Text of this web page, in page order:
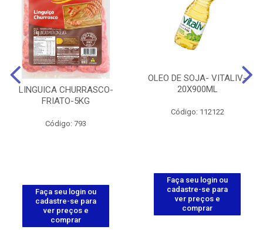
LINGUICA CHURRASCO-
FRIATO-5KG
Código: 793
Faça seu login ou
cadastre-se para
ver preços e
comprar
OLEO DE SOJA- VITALIV-
20X900ML
Código: 112122
Faça seu login ou
cadastre-se para
ver preços e
comprar